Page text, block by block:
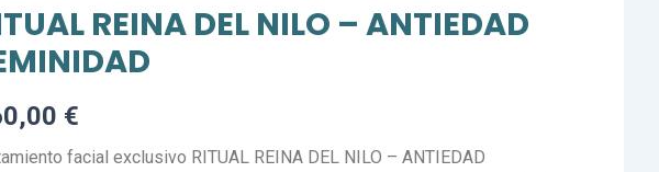
REINA DEL NILO – ANTIEDAD
€
facial exclusivo RITUAL REINA DEL NILO – ANTIEDAD